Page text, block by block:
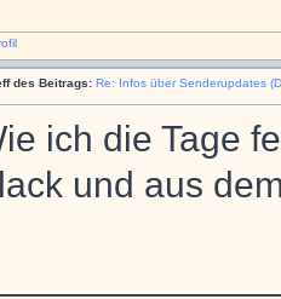
des Beitrags: Re: Infos über Senderupdates
ich die Tage
und aus